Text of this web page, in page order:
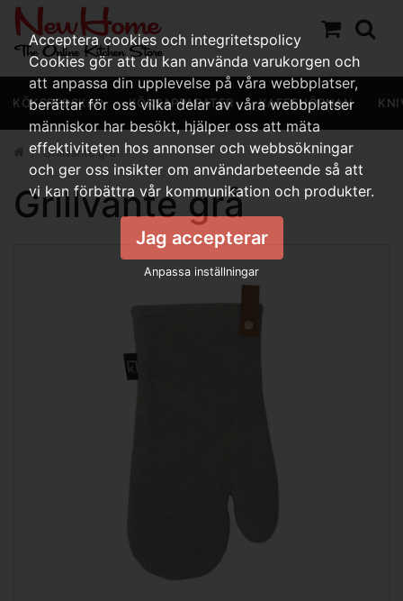
KÖKSREDSKAP KÖKSAPPARATER KAFFEHÖRNAN
Grillvante grå
Grillvante grå
Acceptera cookies och integritetspolicy
Cookies gör att du kan använda varukorgen och
att anpassa din upplevelse på våra webbplatser,
berättar för oss vilka delar av våra webbplatser
människor har besökt, hjälper oss att mäta
effektiviteten hos annonser och webbsökningar
och ger oss insikter om användarbeteende så att
vi kan förbättra vår kommunikation och produkter.
Jag accepterar
Anpassa inställningar